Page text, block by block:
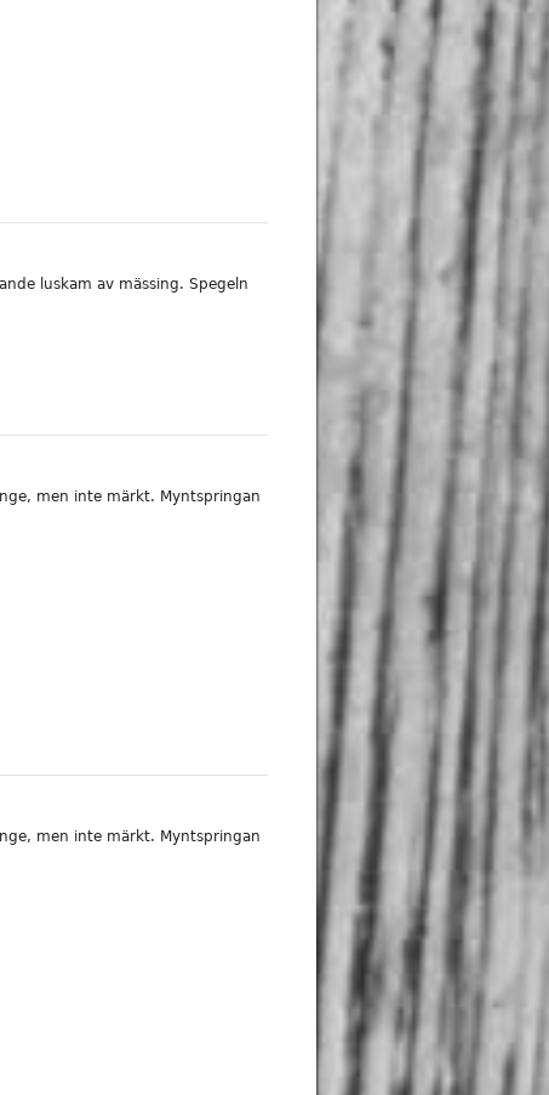
luskam av mässing. Spegeln
men inte märkt. Myntspringan
men inte märkt. Myntspringan